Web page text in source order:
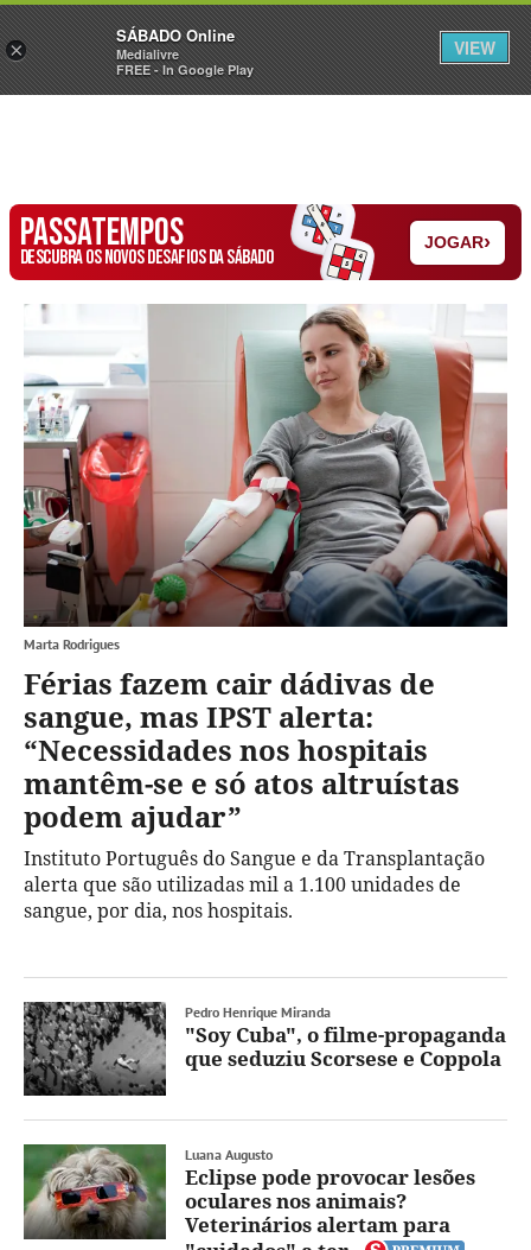
Sábado Assine Iniciar Sessão
PASSATEMPOS
DESCUBRA OS NOVOS DESAFIOS DA SÁBADO
JOGAR›
Marta Rodrigues
Férias fazem cair dádivas de
sangue, mas IPST alerta:
“Necessidades nos hospitais
mantêm-se e só atos altruístas
podem ajudar”
Instituto Português do Sangue e da Transplantação
alerta que são utilizadas mil a 1.100 unidades de
sangue, por dia, nos hospitais.
Pedro Henrique Miranda
"Soy Cuba", o filme-propaganda
que seduziu Scorsese e Coppola
Luana Augusto
Eclipse pode provocar lesões
oculares nos animais?
Veterinários alertam para
×
SÁBADO Online
Medialivre
FREE - In Google Play
VIEW